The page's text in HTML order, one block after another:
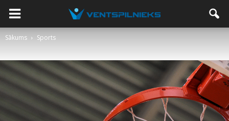
Sākums Sports